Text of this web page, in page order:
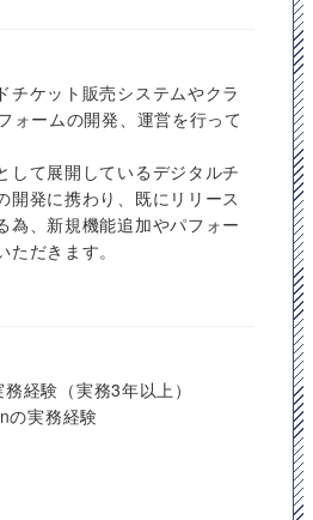
チケット販売システムやクラ
ォームの開発、運営を行って
して展開しているデジタルチ
開発に携わり、既にリリース
為、新規機能追加やパフォー
だきます。
経験（実務3年以上）
の実務経験